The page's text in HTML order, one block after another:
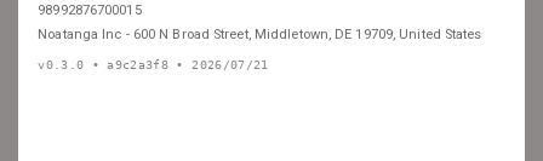
98992876700015
Noatanga Inc - 600 N Broad Street, Middletown, DE 19709, United States
v0.3.0 • a9c2a3f8 • 2026/07/21